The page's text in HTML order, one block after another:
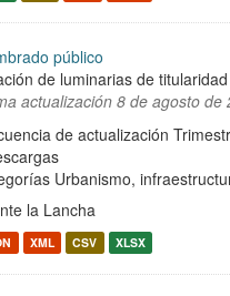
público
de luminarias de
actualización 8 de agosto de
de actualización
Urbanismo,
la Lancha
XML CSV XLSX